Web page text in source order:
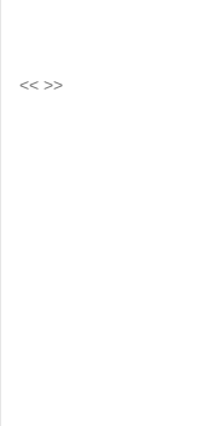
<< >>